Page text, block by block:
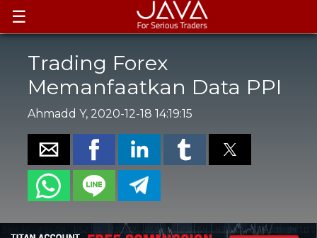
☰
Trading Forex
Memanfaatkan Data PPI
Ahmadd Y, 2020-12-18 14:19:15